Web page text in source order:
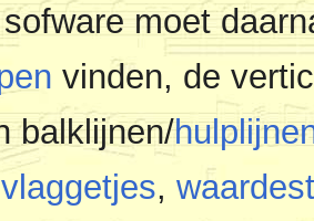
moet
vinden, de
balklijnen/
vlaggetjes,